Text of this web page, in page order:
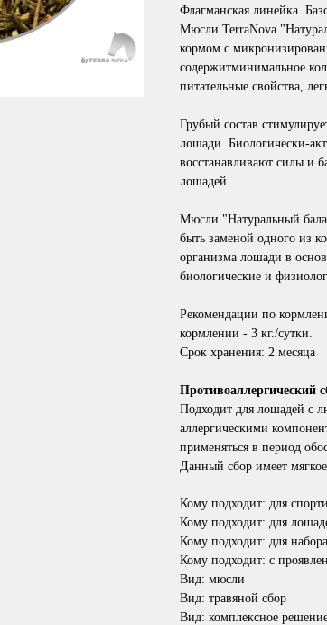
Флагманская линейка.
Мюсли TerraNova
кормом с
содержитминимальное
питательные свойства,
Грубый состав
лошади. Биологически-
восстанавливают силы и
лошадей.
Мюсли "Натуральный
быть заменой одного из
организма лошади в
биологические и
Рекомендации по
кормлении - 3 кг./сутки.
Срок хранения: 2 месяца
Противоаллергический
Подходит для лошадей с
аллергическими
применяться в период
Данный сбор имеет
Кому подходит: для
Кому подходит: для
Кому подходит: для
Кому подходит: с
Вид: мюсли
Вид: травяной сбор
Вид: комплексное